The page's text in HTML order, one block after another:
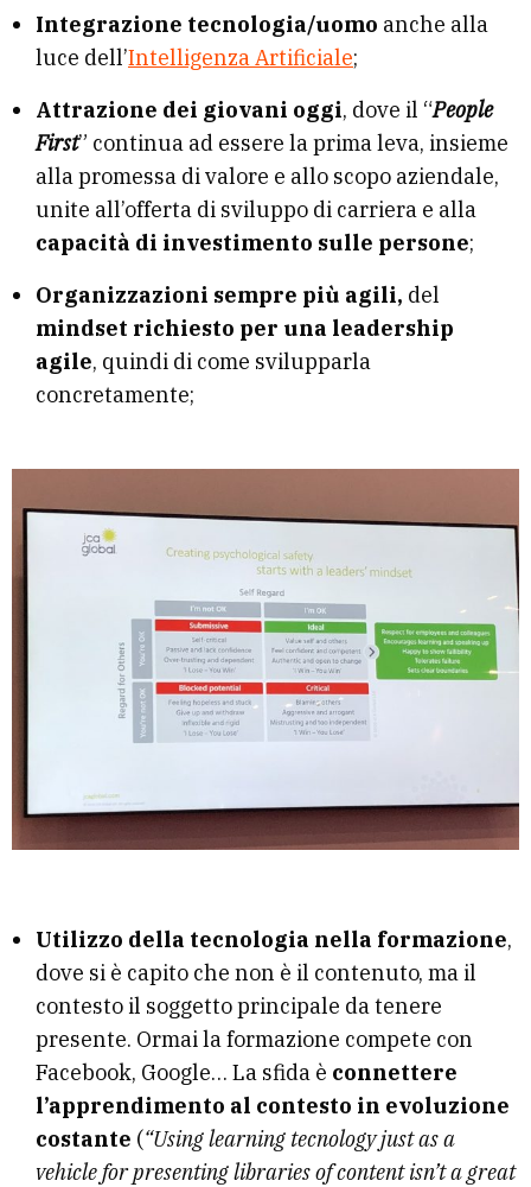
Integrazione tecnologia/uomo anche alla
luce dell’Intelligenza Artificiale;
Attrazione dei giovani oggi, dove il “People
First” continua ad essere la prima leva, insieme
alla promessa di valore e allo scopo aziendale,
unite all’offerta di sviluppo di carriera e alla
capacità di investimento sulle persone;
Organizzazioni sempre più agili, del
mindset richiesto per una leadership
agile, quindi di come svilupparla
concretamente;
Utilizzo della tecnologia nella formazione,
dove si è capito che non è il contenuto, ma il
contesto il soggetto principale da tenere
presente. Ormai la formazione compete con
Facebook, Google… La sfida è connettere
l’apprendimento al contesto in evoluzione
costante (“Using learning tecnology just as a
vehicle for presenting libraries of content isn’t a great